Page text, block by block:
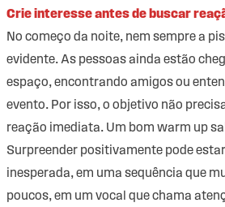
Crie interesse antes de buscar
No começo da noite, nem sempre a
evidente. As pessoas ainda estão
espaço, encontrando amigos ou
evento. Por isso, o objetivo não
reação imediata. Um bom warm up
Surpreender positivamente pode
inesperada, em uma sequência que
poucos, em um vocal que chama